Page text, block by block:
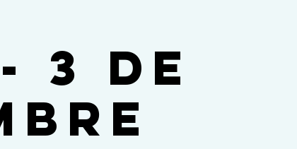
3 de